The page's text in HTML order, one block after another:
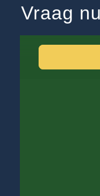
Vraag